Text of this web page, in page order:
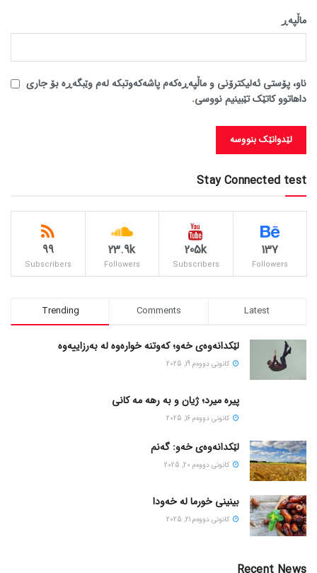
ماڵپه‌ڕ
ناو، پۆستی ئەلیکترۆنی و ماڵپەڕەکەم پاشەکەوتبکە لەم وێبگەڕە بۆ جاری
داهاتوو کاتێک تێبینیم نووسی.
Stay Connected test
137
Followers
205k
Subscribers
23.9k
Followers
99
Subscribers
Trending Comments Latest
لێکدانەوەی خەو؛ کەوتنە خوارەوە لە بەرزاییەوە
كانونی دووه‌م 19, 2025
پیره میرد؛ ژیان و به رهه مه کانی
كانونی دووه‌م 16, 2025
لێکدانەوەی خەو: گەنم
كانونی دووه‌م 20, 2025
بینینی خورما لە خەودا
كانونی دووه‌م 21, 2025